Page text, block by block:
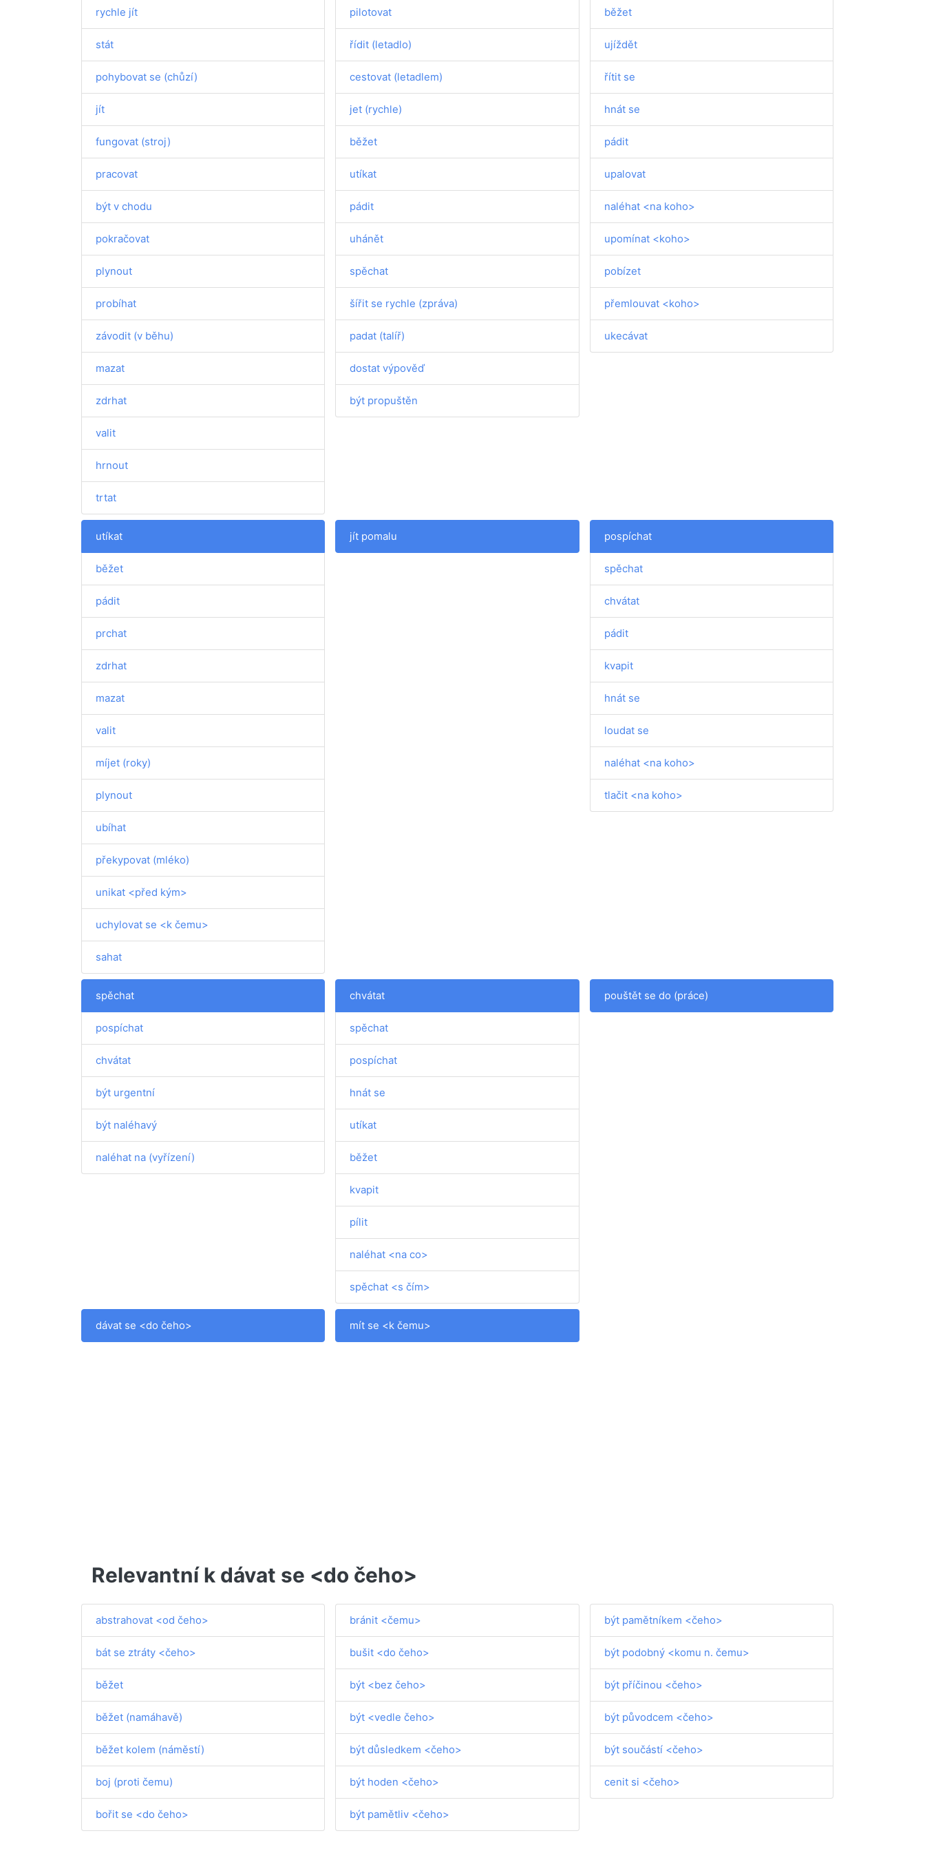
rychle jít
stát
pohybovat se (chůzí)
jít
fungovat (stroj)
pracovat
být v chodu
pokračovat
plynout
probíhat
závodit (v běhu)
mazat
zdrhat
valit
hrnout
trtat
pilotovat
řídit (letadlo)
cestovat (letadlem)
jet (rychle)
běžet
utíkat
pádit
uhánět
spěchat
šířit se rychle (zpráva)
padat (talíř)
dostat výpověď
být propuštěn
běžet
ujíždět
řítit se
hnát se
pádit
upalovat
naléhat <na koho>
upomínat <koho>
pobízet
přemlouvat <koho>
ukecávat
utíkat
běžet
pádit
prchat
zdrhat
mazat
valit
míjet (roky)
plynout
ubíhat
překypovat (mléko)
unikat <před kým>
uchylovat se <k čemu>
sahat
jít pomalu pospíchat
spěchat
chvátat
pádit
kvapit
hnát se
loudat se
naléhat <na koho>
tlačit <na koho>
spěchat
pospíchat
chvátat
být urgentní
být naléhavý
naléhat na (vyřízení)
chvátat
spěchat
pospíchat
hnát se
utíkat
běžet
kvapit
pílit
naléhat <na co>
spěchat <s čím>
pouštět se do (práce)
dávat se <do čeho> mít se <k čemu>
Relevantní k dávat se <do čeho>
abstrahovat <od čeho>
bát se ztráty <čeho>
běžet
běžet (namáhavě)
běžet kolem (náměstí)
boj (proti čemu)
bořit se <do čeho>
bránit <čemu>
bušit <do čeho>
být <bez čeho>
být <vedle čeho>
být důsledkem <čeho>
být hoden <čeho>
být pamětliv <čeho>
být pamětníkem <čeho>
být podobný <komu n. čemu>
být příčinou <čeho>
být původcem <čeho>
být součástí <čeho>
cenit si <čeho>